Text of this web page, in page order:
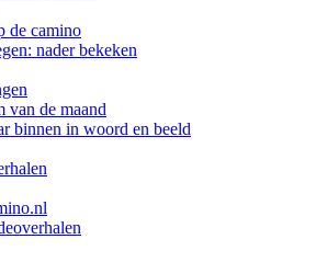
de camino
nader bekeken
van de maand
binnen in woord en beeld